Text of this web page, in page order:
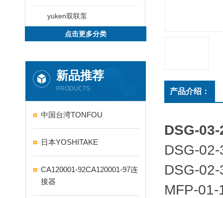
yuken双联泵
点击更多分类
新品推荐
PRODUCTS
中国台湾TONFOU
日本YOSHITAKE
CA120001-92CA120001-97连
接器
产品介绍：
DSG-
DSG-
DSG-
MFP-